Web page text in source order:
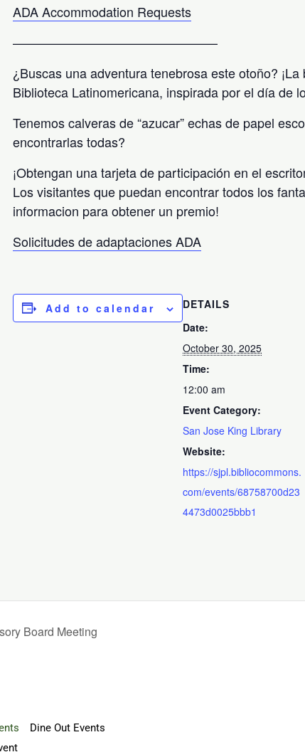
ADA Accommodation Requests
————————————————
¿Buscas una adventura tenebrosa este otoño?
Biblioteca Latinomericana, inspirada por el día de
Tenemos calveras de “azucar” echas de papel
encontrarlas todas?
¡Obtengan una tarjeta de participación en el
Los visitantes que puedan encontrar todos los
informacion para obtener un premio!
Solicitudes de adaptaciones ADA
Add to calendar
DETAILS
Date:
October 30, 2025
Time:
12:00 am
Event Category:
San Jose King Library
Website:
https://sjpl.bibliocommons.
com/events/68758700d23
4473d0025bbb1
Board Meeting
Dine Out Events